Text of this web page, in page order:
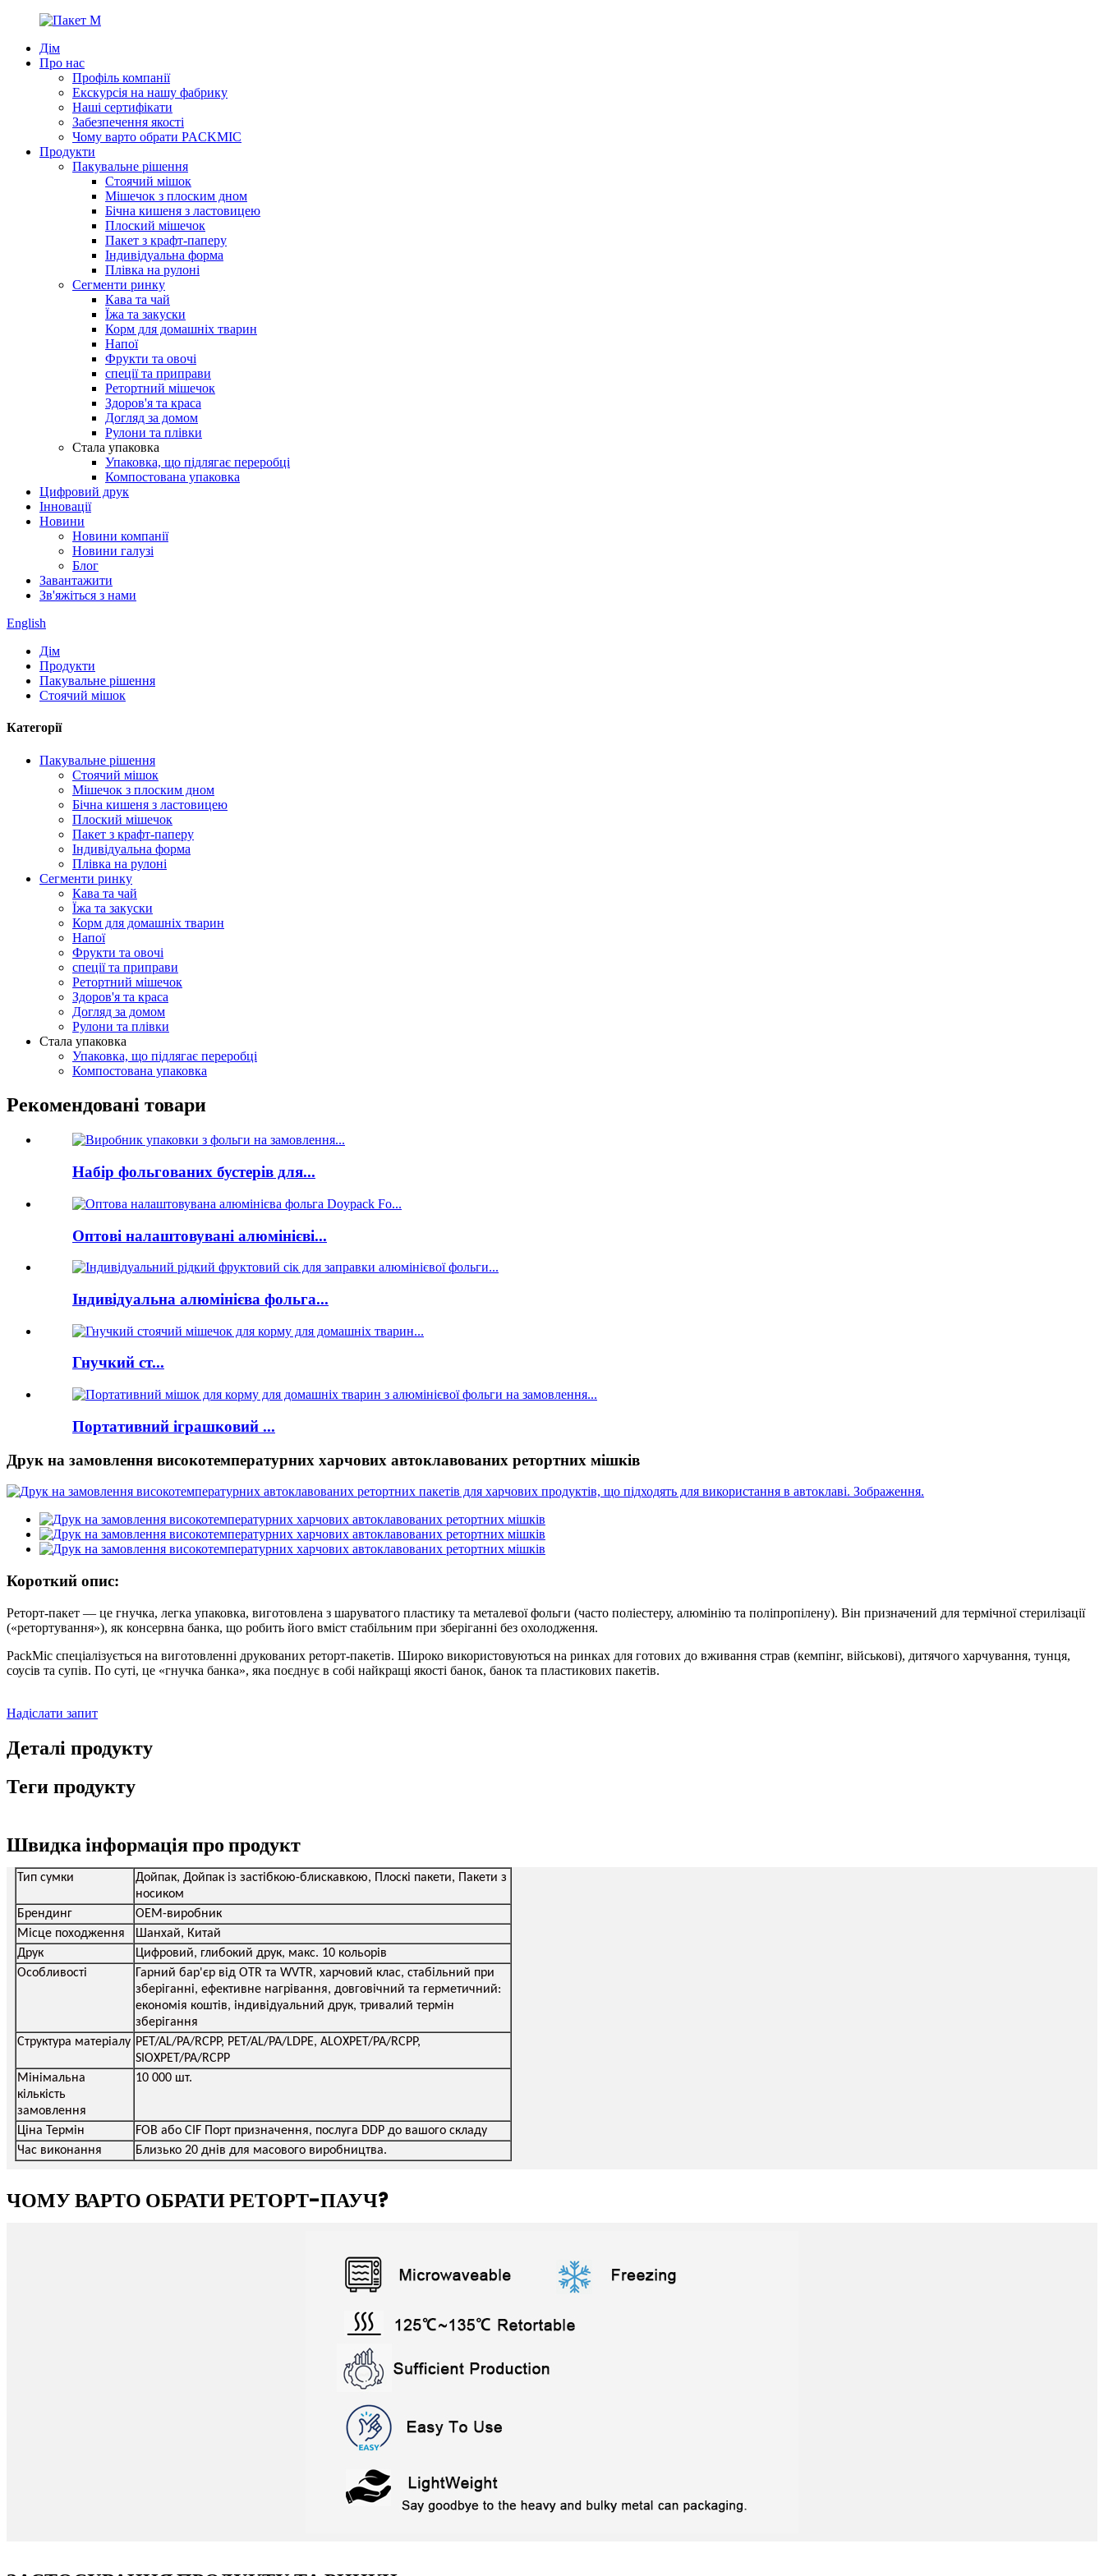
Дім
Про нас
Профіль компанії
Екскурсія на нашу фабрику
Наші сертифікати
Забезпечення якості
Чому варто обрати PACKMIC
Продукти
Пакувальне рішення
Стоячий мішок
Мішечок з плоским дном
Бічна кишеня з ластовицею
Плоский мішечок
Пакет з крафт-паперу
Індивідуальна форма
Плівка на рулоні
Сегменти ринку
Кава та чай
Їжа та закуски
Корм для домашніх тварин
Напої
Фрукти та овочі
спеції та приправи
Ретортний мішечок
Здоров'я та краса
Догляд за домом
Рулони та плівки
Стала упаковка
Упаковка, що підлягає переробці
Компостована упаковка
Цифровий друк
Інновації
Новини
Новини компанії
Новини галузі
Блог
Завантажити
Зв'яжіться з нами
English
Дім
Продукти
Пакувальне рішення
Стоячий мішок
Категорії
Пакувальне рішення
Стоячий мішок
Мішечок з плоским дном
Бічна кишеня з ластовицею
Плоский мішечок
Пакет з крафт-паперу
Індивідуальна форма
Плівка на рулоні
Сегменти ринку
Кава та чай
Їжа та закуски
Корм для домашніх тварин
Напої
Фрукти та овочі
спеції та приправи
Ретортний мішечок
Здоров'я та краса
Догляд за домом
Рулони та плівки
Стала упаковка
Упаковка, що підлягає переробці
Компостована упаковка
Рекомендовані товари
Набір фольгованих бустерів для...
Оптові налаштовувані алюмінієві...
Індивідуальна алюмінієва фольга...
Гнучкий ст...
Портативний іграшковий ...
Друк на замовлення високотемпературних харчових автоклавованих ретортних мішків
Короткий опис:
Реторт-пакет — це гнучка, легка упаковка, виготовлена ​​з шаруватого пластику та металевої фольги (часто поліестеру, алюмінію та поліпропілену). Він призначений для термічної стерилізації
(«ретортування»), як консервна банка, що робить його вміст стабільним при зберіганні без охолодження.
PackMic спеціалізується на виготовленні друкованих реторт-пакетів. Широко використовуються на ринках для готових до вживання страв (кемпінг, військові), дитячого харчування, тунця,
соусів та супів. По суті, це «гнучка банка», яка поєднує в собі найкращі якості банок, банок та пластикових пакетів.
Надіслати запит
Деталі продукту
Теги продукту
Швидка інформація про продукт
Тип сумки
Дойпак, Дойпак із застібкою-блискавкою, Плоскі пакети, Пакети з
носиком
Брендинг
OEM-виробник
Місце походження
Шанхай, Китай
Друк
Цифровий, глибокий друк, макс. 10 кольорів
Особливості
Гарний бар'єр від OTR та WVTR, харчовий клас, стабільний при
зберіганні, ефективне нагрівання, довговічний та герметичний:
економія коштів, індивідуальний друк, тривалий термін
зберігання
Структура матеріалу PET/AL/PA/RCPP, PET/AL/PA/LDPE, ALOXPET/PA/RCPP,
SIOXPET/PA/RCPP
Мінімальна
кількість
замовлення
10 000 шт.
Ціна Термін
FOB або CIF Порт призначення, послуга DDP до вашого складу
Час виконання
Близько 20 днів для масового виробництва.
ЧОМУ ВАРТО ОБРАТИ РЕТОРТ-ПАУЧ?